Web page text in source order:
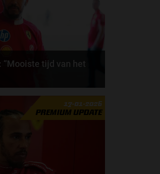
tijd van het
van 2026 staat op het punt
Lewis Hamilton is dat de...
17-01-2026
PREMIUM UPDATE